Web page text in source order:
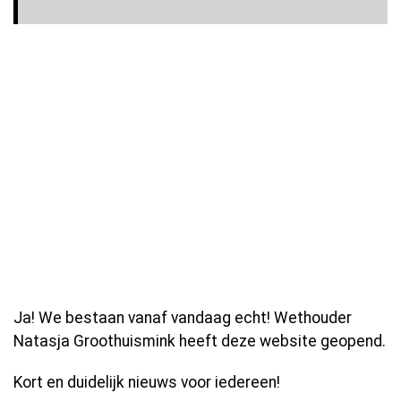
Ja! We bestaan vanaf vandaag echt! Wethouder
Natasja Groothuismink heeft deze website geopend.
Kort en duidelijk nieuws voor iedereen!